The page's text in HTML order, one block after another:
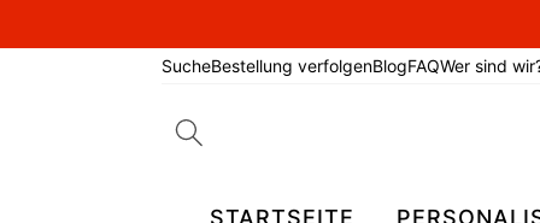
SucheBestellung verfolgenBlogFAQWer sind
STARTSEITE